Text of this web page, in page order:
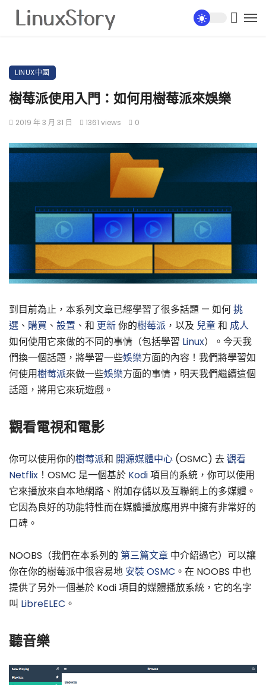
LINUX中國
樹莓派使用入門：如何用樹莓派來娛樂
2019 年 3 月 31 日 1361 views 0
到目前為止，本系列文章已經學習了很多話題 — 如何挑
選 、 購買 、 設置 、和 更新你的樹莓派 ，以及 兒童和 成人
如何使用它來做的不同的事情（包括學習 Linux）。今天我
們換一個話題，將學習一些娛樂方面的內容！我們將學習如
何使用樹莓派來做一些娛樂方面的事情，明天我們繼續這個
話題，將用它來玩遊戲。
觀看電視和電影
你可以使用你的樹莓派和 開源媒體中心 (OSMC) 去觀看
Netflix ！OSMC 是一個基於 Kodi項目的系統，你可以使用
它來播放來自本地網路、附加存儲以及互聯網上的多媒體。
它因為良好的功能特性而在媒體播放應用界中擁有非常好的
口碑。
NOOBS（我們在本系列的 第三篇文章 中介紹過它）可以讓
你在你的樹莓派中很容易地 安裝 OSMC 。在 NOOBS 中也
提供了另外一個基於 Kodi 項目的媒體播放系統，它的名字
叫 LibreELEC 。
聽音樂